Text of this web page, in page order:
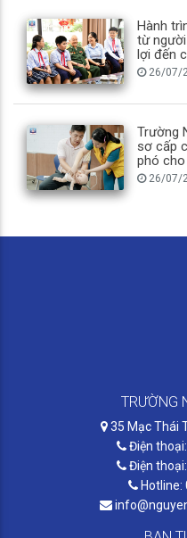
Hành
từ
lợi đến
26/07/
Trường
sơ cấp
phó
26/07/
TRƯỜNG
35 Mạc Thái
Điện
Điện
Hotline: